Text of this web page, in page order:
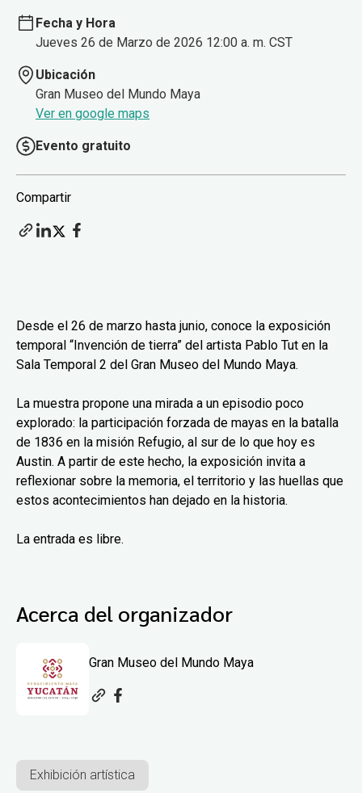
Fecha y Hora
Jueves 26 de Marzo de 2026 12:00 a. m. CST
Ubicación
Gran Museo del Mundo Maya
Ver en google maps
Evento gratuito
Compartir
Desde el 26 de marzo hasta junio, conoce la exposición
temporal “Invención de tierra” del artista Pablo Tut en la
Sala Temporal 2 del Gran Museo del Mundo Maya.
La muestra propone una mirada a un episodio poco
explorado: la participación forzada de mayas en la batalla
de 1836 en la misión Refugio, al sur de lo que hoy es
Austin. A partir de este hecho, la exposición invita a
reflexionar sobre la memoria, el territorio y las huellas que
estos acontecimientos han dejado en la historia.
La entrada es libre.
Acerca del organizador
Gran Museo del Mundo Maya
Exhibición artística